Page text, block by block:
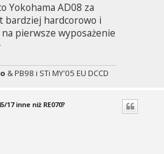
Yokohama AD08 za
bardziej hardcorowo i
pierwsze wyposażenie
& PB98 i STi MY'05 EU DCCD
17 inne niż RE070?